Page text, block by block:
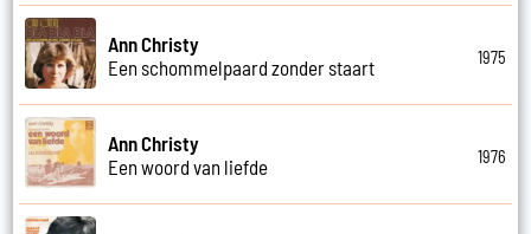
Ann Christy
Een schommelpaard zonder staart
1975
Ann Christy
Een woord van liefde
1976